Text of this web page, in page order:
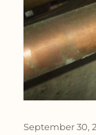
Veröffentlicht
September 30,